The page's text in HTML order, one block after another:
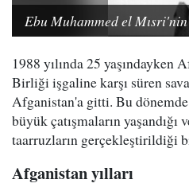
Ebu Muhammed el
1988 yılında 25 yaşındayken
Birliği işgaline karşı süren
Afganistan'a gitti. Bu
büyük çatışmaların yaşandığı
taarruzların gerçekleştirildiği
Afganistan yılları